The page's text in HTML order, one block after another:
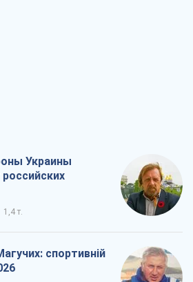
Украины
1,4 т.
спортивній